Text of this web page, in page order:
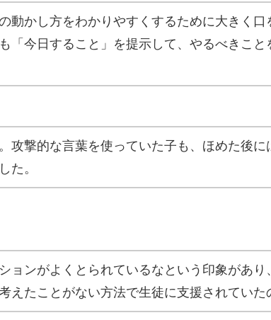
動かし方をわかりやすくするために大きく
「今日すること」を提示して、やるべきこ
攻撃的な言葉を使っていた子も、ほめた後
た。
ョンがよくとられているなという印象があ
えたことがない方法で生徒に支援されていた